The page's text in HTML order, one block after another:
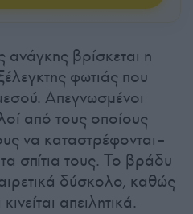
ανάγκης βρίσκεται η
φωτιάς που
Απεγνωσμένοι
από τους οποίους
να καταστρέφονται–
σπίτια τους. Το βράδυ
δύσκολο, καθώς
απειλητικά.